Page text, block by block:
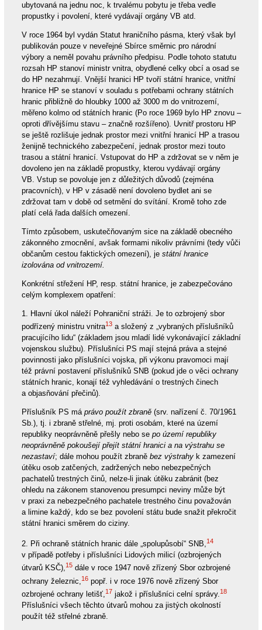
ubytovaná na jednu noc, k trvalému pobytu je třeba vedle
propustky i povolení, které vydávají orgány VB atd.
V roce 1964 byl vydán Statut hraničního pásma, který však byl
publikován pouze v neveřejné Sbírce směrnic pro národní
výbory a neměl povahu právního předpisu. Podle tohoto statutu
rozsah HP stanoví ministr vnitra, obydlené celky obcí a osad se
do HP nezahrnují. Vnější hranici HP tvoří státní hranice, vnitřní
hranice HP se stanoví v souladu s potřebami ochrany státních
hranic přibližně do hloubky 1000 až 3000 m do vnitrozemí,
měřeno kolmo od státních hranic (Po roce 1969 bylo HP znovu –
oproti dřívějšímu stavu – značně rozšířeno). Uvnitř prostoru HP
se ještě rozlišuje jednak prostor mezi vnitřní hranicí HP a trasou
ženijně technického zabezpečení, jednak prostor mezi touto
trasou a státní hranicí. Vstupovat do HP a zdržovat se v něm je
dovoleno jen na základě propustky, kterou vydávají orgány
VB. Vstup se povoluje jen z důležitých důvodů (zejména
pracovních), v HP v zásadě není dovoleno bydlet ani se
zdržovat tam v době od setmění do svítání. Kromě toho zde
platí celá řada dalších omezení.
Tímto způsobem, uskutečňovaným sice na základě obecného
zákonného zmocnění, avšak formami nikoliv právními (tedy vůči
občanům cestou faktických omezení), je státní hranice
izolována od vnitrozemí.
Konkrétní střežení HP, resp. státní hranice, je zabezpečováno
celým komplexem opatření:
1. Hlavní úkol náleží Pohraniční stráži. Je to ozbrojený sbor
podřízený ministru vnitra13a složený z „vybraných příslušníků
pracujícího lidu“ (základem jsou mladí lidé vykonávající základní
vojenskou službu). Příslušníci PS mají stejná práva a stejné
povinnosti jako příslušníci vojska, při výkonu pravomoci mají
též právní postavení příslušníků SNB (pokud jde o věci ochrany
státních hranic, konají též vyhledávání o trestných činech
a objasňování přečinů).
Příslušník PS má právo použít zbraně(srv. nařízení č. 70/1961
Sb.), tj. i zbraně střelné, mj. proti osobám, které na území
republiky neoprávněně přešly nebo se po území republiky
neoprávněně pokoušejí přejít státní hranici a na výstrahu se
nezastaví; dále mohou použít zbraně bez výstrahyk zamezení
útěku osob zatčených, zadržených nebo nebezpečných
pachatelů trestných činů, nelze-li jinak útěku zabránit (bez
ohledu na zákonem stanovenou presumpci neviny může být
v praxi za nebezpečného pachatele trestného činu považován
a limine každý, kdo se bez povolení státu bude snažit překročit
státní hranici směrem do ciziny.
2. Při ochraně státních hranic dále „spolupůsobí“ SNB,14
v případě potřeby i příslušníci Lidových milicí (ozbrojených
útvarů KSČ),15dále v roce 1947 nově zřízený Sbor ozbrojené
ochrany železnic, 16popř. i v roce 1976 nově zřízený Sbor
ozbrojené ochrany letišť,17 jakož i příslušníci celní správy.18
Příslušníci všech těchto útvarů mohou za jistých okolností
použít též střelné zbraně.